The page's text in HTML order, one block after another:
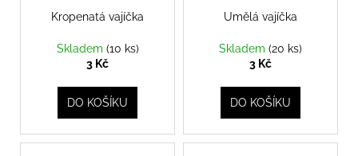
Kropenatá vajíčka
Skladem (10 ks)
3 Kč
DO KOŠÍKU
Umělá vajíčka
Skladem (20 ks)
3 Kč
DO KOŠÍKU